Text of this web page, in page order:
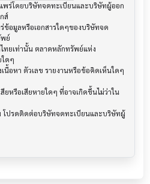
พร่โดยบริษัทจดทะเบียนและบริษัทผู้ออก
ส์
ข้อมูลหรือเอกสารใดๆของบริษัทจด
ย์
ทยเท่านั้น ตลาดหลักทรัพย์แห่ง
ดๆ
นื้อหา ตัวเลข รายงานหรือข้อคิดเห็นใดๆ
หรือเสียหายใดๆ ที่อาจเกิดขึ้นไม่ว่าใน
โปรดติดต่อบริษัทจดทะเบียนและบริษัทผู้